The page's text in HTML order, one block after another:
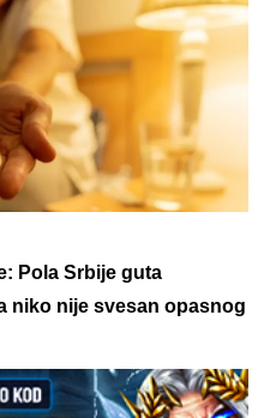
Pola Srbije guta
niko nije svesan opasnog